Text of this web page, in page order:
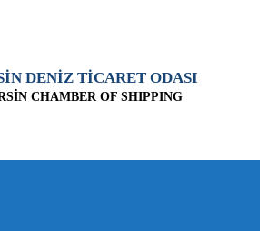
DENİZ TİCARET ODASI
CHAMBER OF SHIPPING